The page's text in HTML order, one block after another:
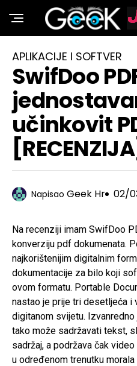
APLIKACIJE I SOFTVER
SwifDoo
učinkovit
Napisao Geek Hr 02/
Na recenziji imam SwifDoo
konverziju pdf dokumenata.
najkorištenijim digitalnim
dokumentacije za bilo koji
ovom formatu. Portable
nastao je prije tri desetljeća i
digitanom svijetu.
tako može sadržavati tekst,
sadržaj, a podržava čak
u određenom trenutku